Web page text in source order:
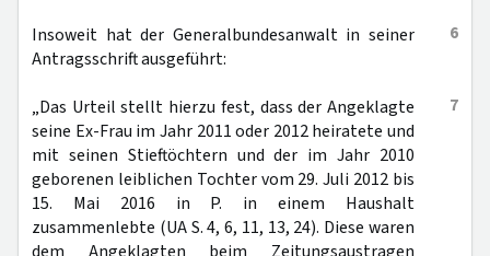
6
Insoweit hat der Generalbundesanwalt in seiner
Antragsschrift ausgeführt:
7
„Das Urteil stellt hierzu fest, dass der Angeklagte
seine Ex-Frau im Jahr 2011 oder 2012 heiratete und
mit seinen Stieftöchtern und der im Jahr 2010
geborenen leiblichen Tochter vom 29. Juli 2012 bis
15. Mai 2016 in P. in einem Haushalt
zusammenlebte (UA S. 4, 6, 11, 13, 24). Diese waren